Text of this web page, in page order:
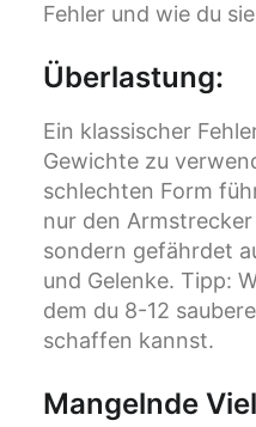
Fehler und wie du
Überlastung:
Ein klassischer
Gewichte zu
schlechten Form
nur den
sondern gefährdet
und Gelenke. Tipp:
dem du 8-12
schaffen kannst.
Mangelnde